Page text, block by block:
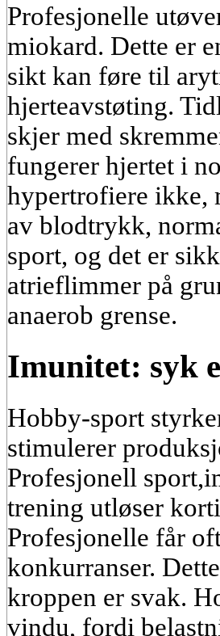
Profesjonelle
miokard. Dette er
sikt kan føre til
hjerteavstøting.
skjer med
fungerer hjertet i
hypertrofiere ikke,
av blodtrykk,
sport, og det er
atrieflimmer på
anaerob grense.
Imunitet: syk
Hobby-sport
stimulerer
Profesjonell
trening utløser
Profesjonelle får
konkurranser.
kroppen er svak.
vindu, fordi